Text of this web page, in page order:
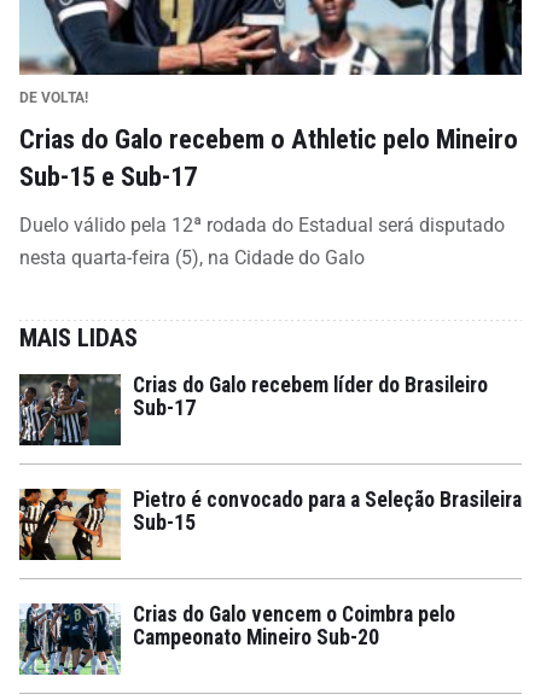
DE VOLTA!
Crias do Galo recebem o Athletic pelo Mineiro
Sub-15 e Sub-17
Duelo válido pela 12ª rodada do Estadual será disputado
nesta quarta-feira (5), na Cidade do Galo
MAIS LIDAS
Crias do Galo recebem líder do Brasileiro
Sub-17
Pietro é convocado para a Seleção Brasileira
Sub-15
Crias do Galo vencem o Coimbra pelo
Campeonato Mineiro Sub-20